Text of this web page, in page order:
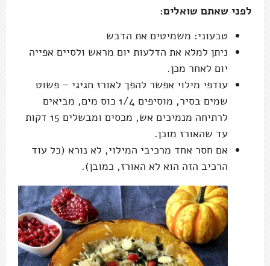
לפני שאתם שואלים:
טבעוני: משמיטים את הדבש
ניתן למלא את הדלעות יום מראש ולסיים אפייה
יום לאחר מכן.
עודפי מילוי אפשר להפך לאורז חגיגי – פשוט
שמים בסיר, מוסיפים 1/4 כוס מים, מביאים
לרתיחה מנמיכים אש, מכסים ומבשלים 15 דקות
עד שהאורז מוכן.
אם חסר אחד מרכיבי המילוי, לא נורא (כל עוד
הרכיב הזה הוא לא האורז, כמובן).